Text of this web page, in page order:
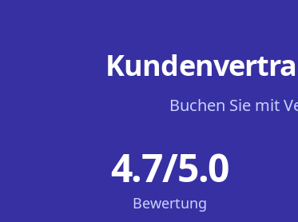
Buchen Sie mit
Bewertung
4.7/5.0